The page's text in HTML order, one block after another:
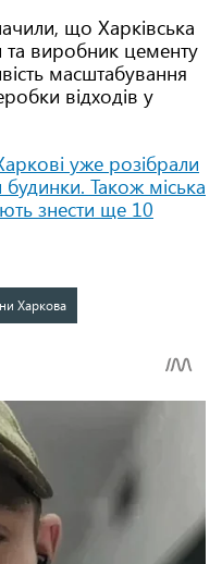
що Харківська
та виробник цементу
масштабування
відходів у
уже розібрали
Також міська
знести ще 10
Харкова